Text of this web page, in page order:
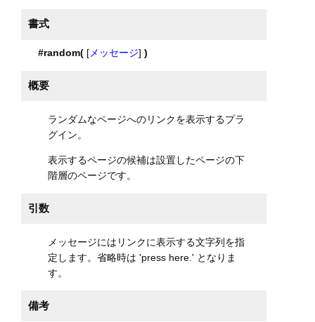
書式
#random([メッセージ] )
概要
ランダムなページへのリンクを表示するプラ
グイン。
表示するページの候補は設置したページの下
階層のページです。
引数
メッセージにはリンクに表示する文字列を指
定します。省略時は 'press here.' となりま
す。
備考